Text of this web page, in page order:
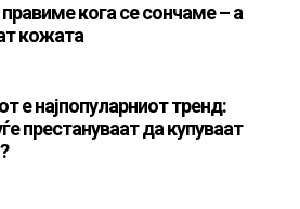
кога се сончаме – а
кожата
е најпопуларниот тренд:
престануваат да купуваат